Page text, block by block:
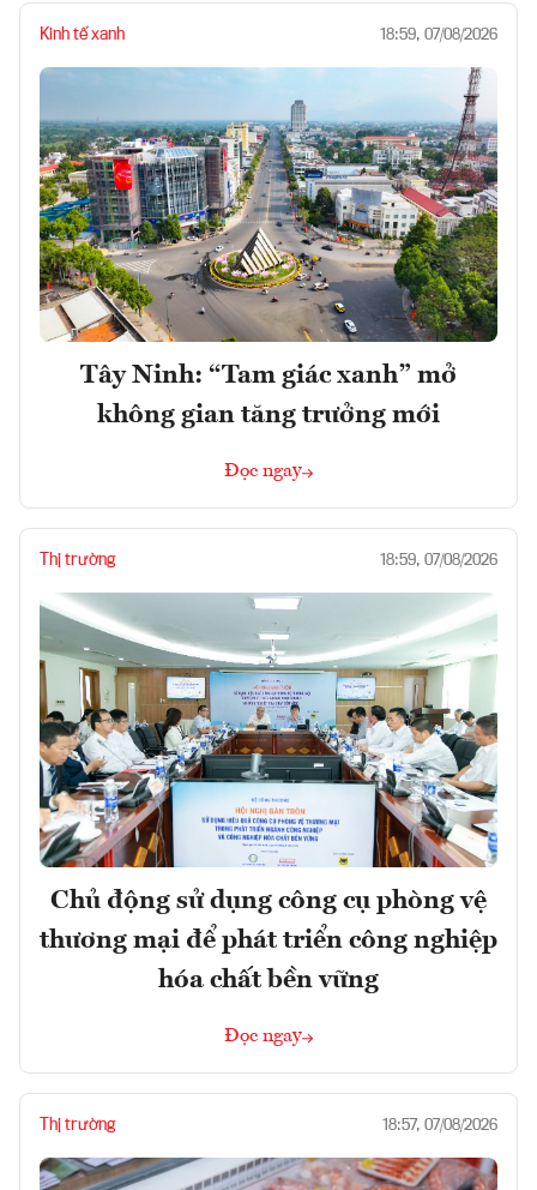
Kinh tế xanh 18:59, 07/08/2026
Tây Ninh: “Tam giác xanh” mở
không gian tăng trưởng mới
Đọc ngay
Thị trường 18:59, 07/08/2026
Chủ động sử dụng công cụ phòng vệ
thương mại để phát triển công nghiệp
hóa chất bền vững
Đọc ngay
Thị trường 18:57, 07/08/2026